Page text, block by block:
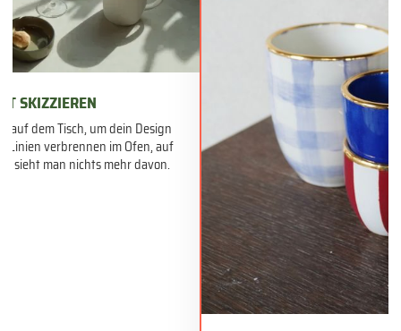
SKIZZIEREN
auf dem Tisch, um dein Design
Linien verbrennen im Ofen, auf
sieht man nichts mehr davon.